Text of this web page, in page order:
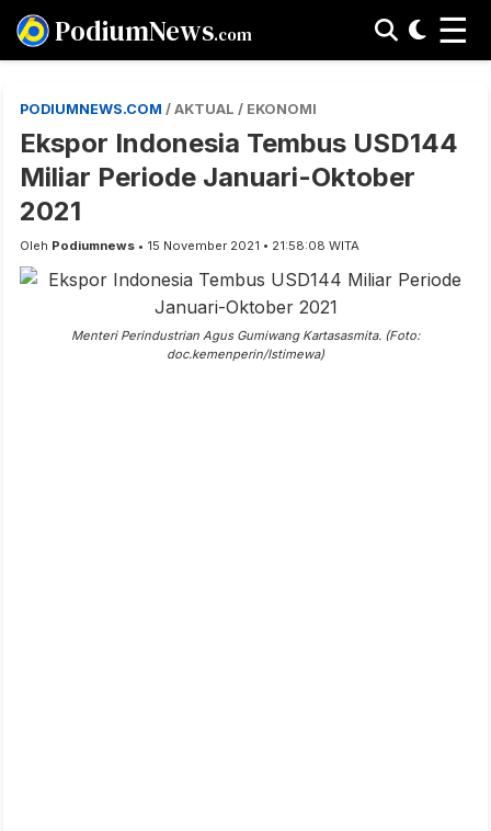
PodiumNews.com ☰
PODIUMNEWS.COM / AKTUAL / EKONOMI
Ekspor Indonesia Tembus USD144
Miliar Periode Januari-Oktober
2021
Oleh Podiumnews • 15 November 2021 • 21:58:08 WITA
Menteri Perindustrian Agus Gumiwang Kartasasmita. (Foto:
doc.kemenperin/Istimewa)